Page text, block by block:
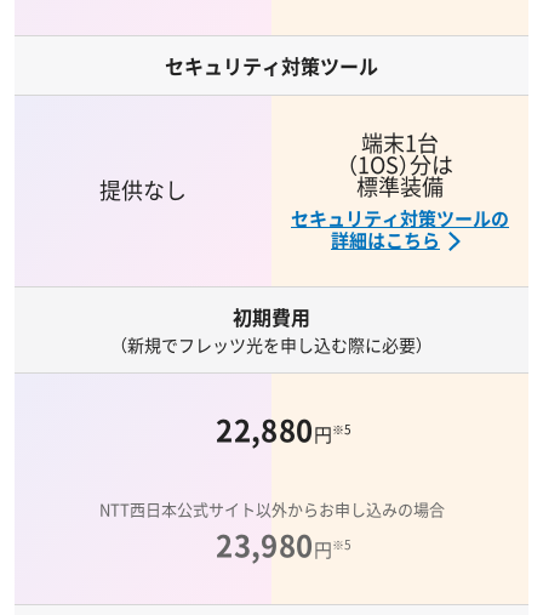
セキュリティ対策ツール
提供なし
端末1台
（1OS）分は
標準装備
セキュリティ対策ツールの
詳細はこちら
初期費用
（新規でフレッツ光を申し込む際に必要）
22,880円※5
NTT西日本公式サイト以外からお申し込みの場合
23,980円※5